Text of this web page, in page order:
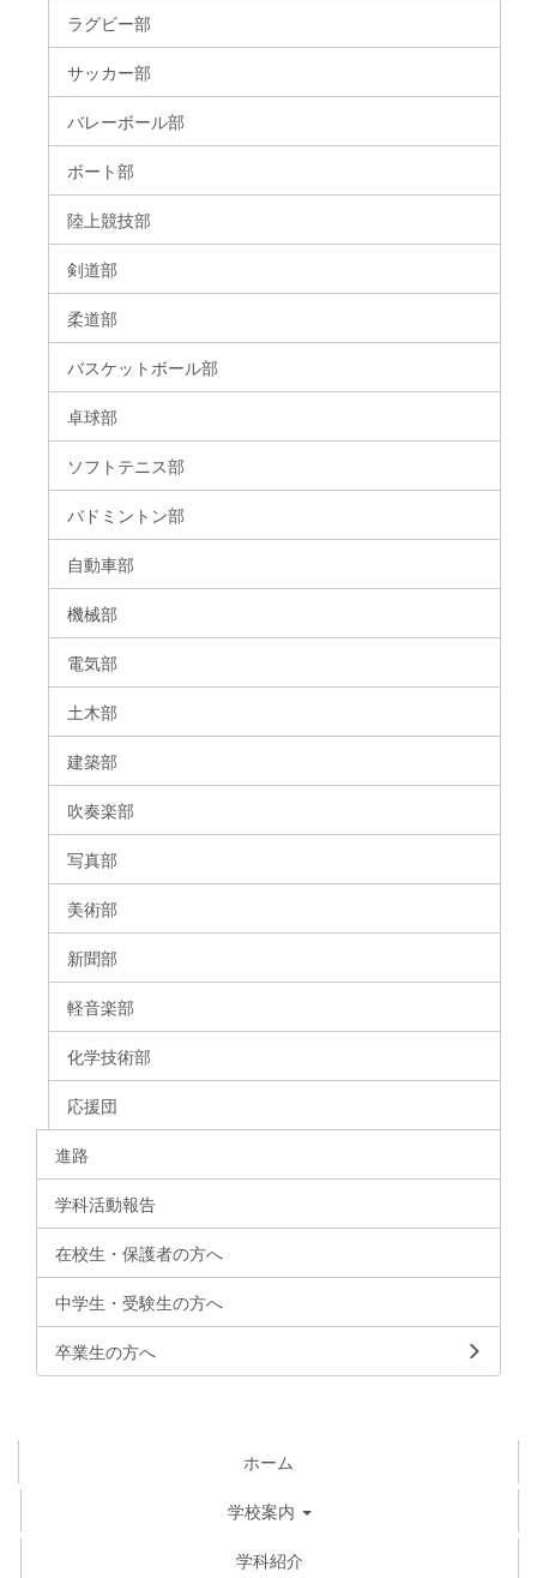
ラグビー部
サッカー部
バレーボール部
ボート部
陸上競技部
剣道部
柔道部
バスケットボール部
卓球部
ソフトテニス部
バドミントン部
自動車部
機械部
電気部
土木部
建築部
吹奏楽部
写真部
美術部
新聞部
軽音楽部
化学技術部
応援団
進路
学科活動報告
在校生・保護者の方へ
中学生・受験生の方へ
卒業生の方へ
ホーム
学校案内
学科紹介